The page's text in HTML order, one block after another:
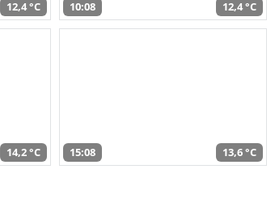
12,4 °C 10:08 12,4 °C
14,2 °C 15:08 13,6 °C